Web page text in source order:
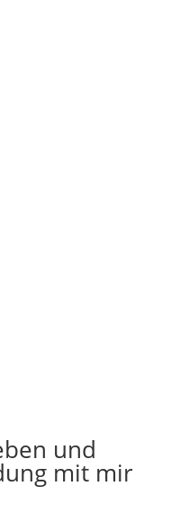
und
mit mir